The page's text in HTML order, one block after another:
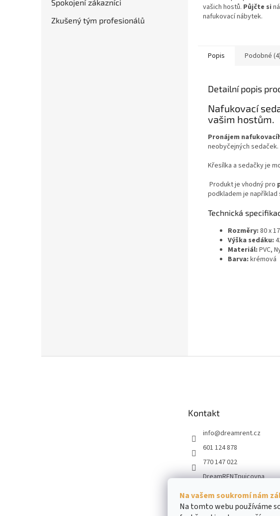
Na vašem soukromí nám
Na tomto webu používáme
Spokojení zákazníci
Zkušený tým profesionálů
vašich hostů. Půjčte si
nafukovací nábytek.
Popis Podobné (4)
Detailní popis
Nafukovací
vašim hostům.
Pronájem
neobyčejných
Křesílka a sedačky je
Produkt je vhodný pro
podkladem je například
Technická
Rozměry: 80 x
Výška sedáku:
Materiál: PVC,
Barva: krémová
Kontakt
info@dreamrent.cz
601 124 878
770 147 022
DreamRENTpujcovna
dream_rent_pujcovna_m
obiliare